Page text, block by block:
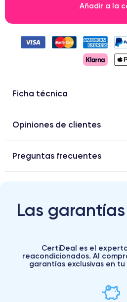
Añadir a la
Ficha técnica
Opiniones de clientes
Preguntas frecuentes
Las
CertiDeal es el
reacondicionados. Al
garantías exclusivas en